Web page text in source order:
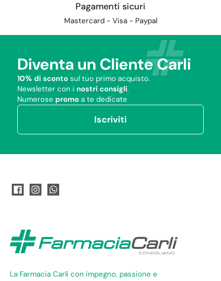
Pagamenti sicuri
Mastercard - Visa - Paypal
Diventa un Cliente Carli
10% di sconto sul tuo primo acquisto.
Newsletter con i nostri consigli.
Numerose promo a te dedicate
Iscriviti
La Farmacia Carli con impegno, passione e